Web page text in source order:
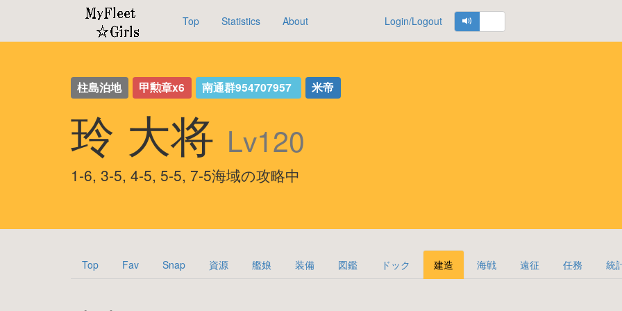
Top Statistics About Login/Logout
柱島泊地 甲勲章x6 南通群954707957 米帝
玲 大将 Lv120
1-6, 3-5, 4-5, 5-5, 7-5海域の攻略中
Top Fav Snap 資源 艦娘 装備 図鑑 ドック 建造 海戦 遠征 任務 統